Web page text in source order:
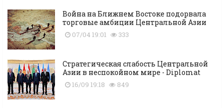
Война на Ближнем Востоке подорвала
торговые амбиции Центральной Азии
07/04 19:01 333
Стратегическая слабость Центральной
Азии в неспокойном мире - Diplomat
16/09 19:18 849